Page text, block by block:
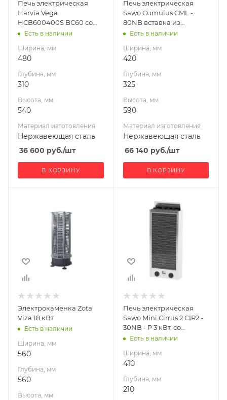
сталь
Масса камней, кг
20
Габариты В*Ш*Г мм
540x480x310
Гарантия, мес.
12
Мощность, кВт
6
Печь электрическая
Harvia Vega
HCB600400S BC60 со
встроенным пультом
Есть в наличии
Ширина, мм
480
Глубина, мм
310
Высота, мм
540
Материал изготовления
Нержавеющая сталь
36 600 руб./шт
В КОРЗИНУ
сталь
Масса камней, кг
22
Габариты В*Ш*Г мм
590x420x325
Мощность, кВт
8
Печь электрическая
Sawo Cumulus CML -
80NB вставка из
талькохлорита
Есть в наличии
Ширина, мм
420
Глубина, мм
325
Высота, мм
590
Материал изготовления
Нержавеющая сталь
66 140 руб./шт
В КОРЗИНУ
Глубина, мм
Высота, мм
1210
Материал
Нержавеющая
сталь
Масса камней, кг
Гарантия, мес.
Мощность, кВт
Электрокаменка Zota
Viza 18 кВт
Есть в наличии
Ширина, мм
560
Глубина, мм
560
Высота, мм
Ширина, мм
Глубина, мм
Высота, мм
970
Материал
Нержавеющая
сталь
Масса камней, кг
23
Габариты В*Ш*Г мм
970x410x210
Мощность, кВт
3
Печь электрическая
Sawo Mini Cirrus 2 CIR2 -
30NB - P 3 кВт, со
световым индикатором
Есть в наличии
Ширина, мм
410
Глубина, мм
210